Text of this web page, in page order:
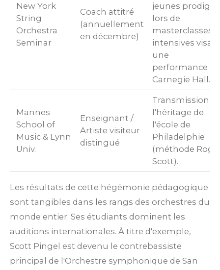
New York
String
Orchestra
Seminar
Coach attitré
(annuellement
en décembre)
jeunes prodiges
lors de
masterclasses
intensives
une
performance
Carnegie Hall.
Mannes
School of
Music & Lynn
Univ.
Enseignant /
Artiste visiteur
distingué
Transmission
l'héritage de
l'école de
Philadelphie
(méthode
Scott).
Les résultats de cette hégémonie pédagogique
sont tangibles dans les rangs des orchestres du
monde entier. Ses étudiants dominent les
auditions internationales. À titre d'exemple,
Scott Pingel est devenu le contrebassiste
principal de l'Orchestre symphonique de San